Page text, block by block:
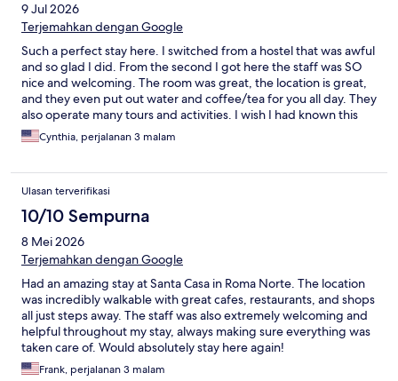
9 Jul 2026
Terjemahkan dengan Google
Such a perfect stay here. I switched from a hostel that was awful
and so glad I did. From the second I got here the staff was SO
nice and welcoming. The room was great, the location is great,
and they even put out water and coffee/tea for you all day. They
also operate many tours and activities. I wish I had known this
before booking before my trip so make sure you check them
out first! Would def stay here again. Location can’t be beat. Also
and they provide fans.
Cynthia, perjalanan 3 malam
Ulasan terverifikasi
10/10 Sempurna
8 Mei 2026
Terjemahkan dengan Google
Had an amazing stay at Santa Casa in Roma Norte. The location
was incredibly walkable with great cafes, restaurants, and shops
all just steps away. The staff was also extremely welcoming and
helpful throughout my stay, always making sure everything was
taken care of. Would absolutely stay here again!
Frank, perjalanan 3 malam